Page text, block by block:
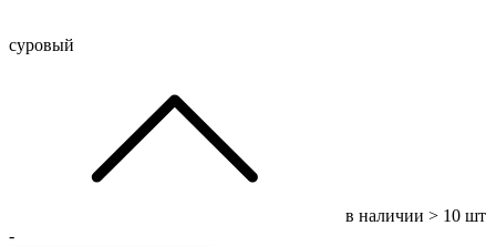
суровый
в наличии > 10 шт
-